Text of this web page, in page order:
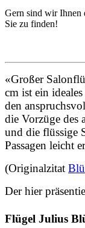
Gern sind wir Ihnen
Sie zu finden!
«Großer
cm ist ein
den
die Vorzüge des
und die flüssige
Passagen leicht
(Originalzitat
Der hier
Flügel Julius